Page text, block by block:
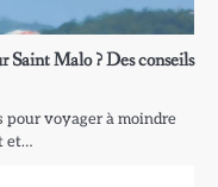
Saint Malo ? Des conseils
pour voyager à moindre
et…